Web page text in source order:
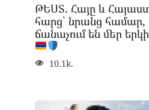
ԹԵՍՏ. Հայը և
հարց՝ նրանց
ճանաչում են մեր
10.1k.